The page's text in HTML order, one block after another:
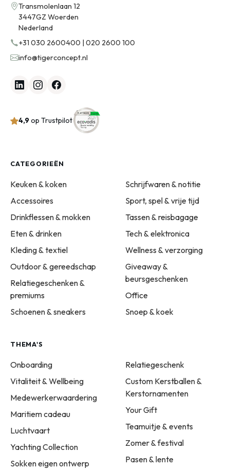
Transmolenlaan 12
3447GZ Woerden
Nederland
+31 030 2600400 | 020 2600 100
info@tigerconcept.nl
4,9op Trustpilot
CATEGORIEËN
Keuken & koken
Accessoires
Drinkflessen & mokken
Eten & drinken
Kleding & textiel
Outdoor & gereedschap
Relatiegeschenken &
premiums
Schoenen & sneakers
Schrijfwaren & notitie
Sport, spel & vrije tijd
Tassen & reisbagage
Tech & elektronica
Wellness & verzorging
Giveaway &
beursgeschenken
Office
Snoep & koek
THEMA'S
Onboarding
Vitaliteit & Wellbeing
Medewerkerwaardering
Maritiem cadeau
Luchtvaart
Yachting Collection
Sokken eigen ontwerp
Relatiegeschenk
Custom Kerstballen &
Kerstornamenten
Your Gift
Teamuitje & events
Zomer & festival
Pasen & lente